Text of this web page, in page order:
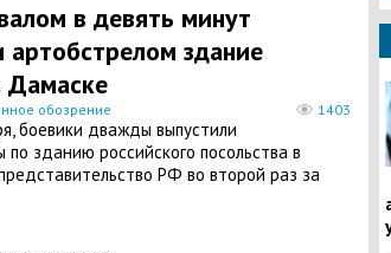
в девять минут
здание
Дамаске
обозрение 1403
боевики дважды выпустили
зданию российского посольства в
РФ во второй раз за